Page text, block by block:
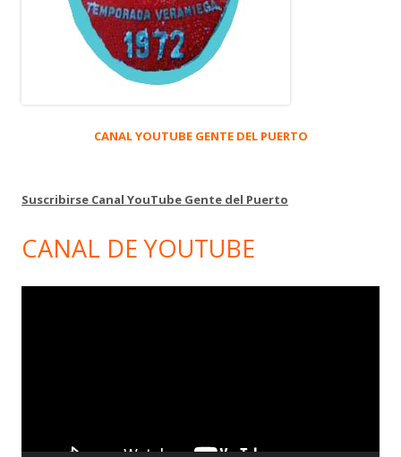
CANAL YOUTUBE GENTE DEL PUERTO
Suscribirse Canal YouTube Gente del Puerto
CANAL DE YOUTUBE